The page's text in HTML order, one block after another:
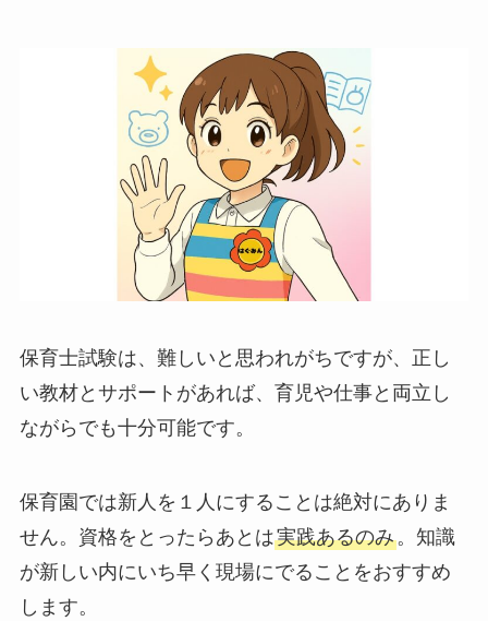
保育士試験は、難しいと思われがちですが、正し
い教材とサポートがあれば、育児や仕事と両立し
ながらでも十分可能です。
保育園では新人を１人にすることは絶対にありま
せん。資格をとったらあとは実践あるのみ。知識
が新しい内にいち早く現場にでることをおすすめ
します。